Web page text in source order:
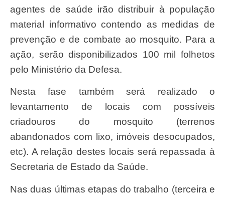
agentes de saúde irão distribuir à população
material informativo contendo as medidas de
prevenção e de combate ao mosquito. Para a
ação, serão disponibilizados 100 mil folhetos
pelo Ministério da Defesa.
Nesta fase também será realizado o
levantamento de locais com possíveis
criadouros do mosquito (terrenos
abandonados com lixo, imóveis desocupados,
etc). A relação destes locais será repassada à
Secretaria de Estado da Saúde.
Nas duas últimas etapas do trabalho (terceira e